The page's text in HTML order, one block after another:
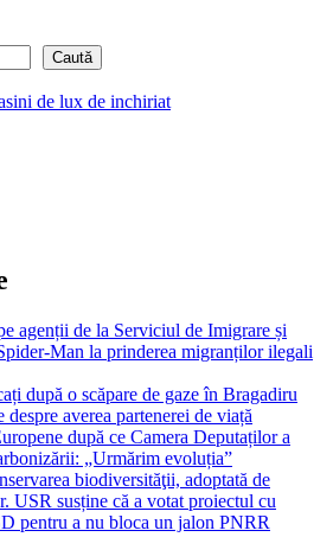
Caută
agenții de la Serviciul de Imigrare și
Man la prinderea migranților ilegali
după o scăpare de gaze în Bragadiru
averea partenerei de viață
după ce Camera Deputaților a
„Urmărim evoluția”
biodiversităţii, adoptată de
USR susține că a votat proiectul cu
pentru a nu bloca un jalon PNRR